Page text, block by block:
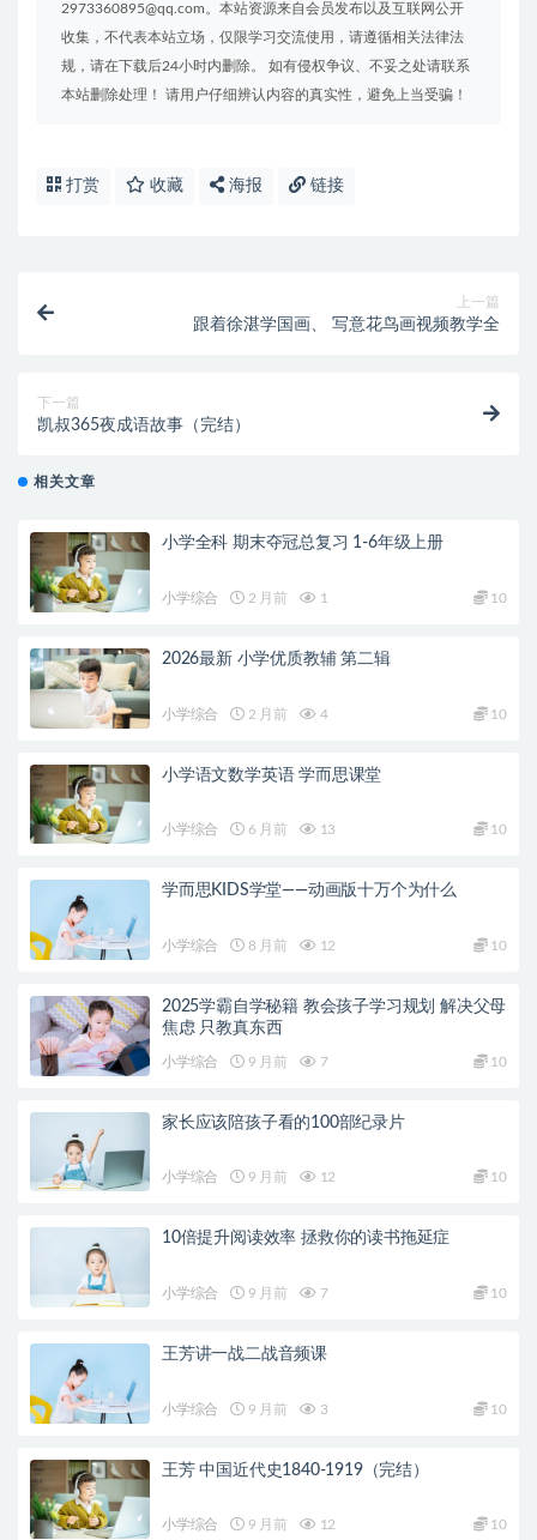
2973360895@qq.com。本站资源来自会员发布以及互联网公开
收集，不代表本站立场，仅限学习交流使用，请遵循相关法律法
规，请在下载后24小时内删除。 如有侵权争议、不妥之处请联系
本站删除处理！ 请用户仔细辨认内容的真实性，避免上当受骗！
打赏 收藏 海报 链接
上一篇
跟着徐湛学国画、 写意花鸟画视频教学全
下一篇
凯叔365夜成语故事（完结）
相关文章
小学全科 期末夺冠总复习 1-6年级上册
小学综合 2 月前 1 10
2026最新 小学优质教辅 第二辑
小学综合 2 月前 4 10
小学语文数学英语 学而思课堂
小学综合 6 月前 13 10
学而思KIDS学堂——动画版十万个为什么
小学综合 8 月前 12 10
2025学霸自学秘籍 教会孩子学习规划 解决父母
焦虑 只教真东西
小学综合 9 月前 7 10
家长应该陪孩子看的100部纪录片
小学综合 9 月前 12 10
10倍提升阅读效率 拯救你的读书拖延症
小学综合 9 月前 7 10
王芳讲一战二战音频课
小学综合 9 月前 3 10
王芳 中国近代史1840-1919（完结）
小学综合 9 月前 12 10